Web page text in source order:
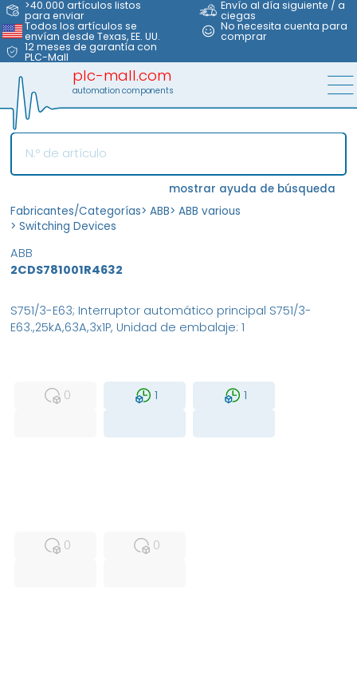
>40.000 artículos listos
para enviar
Envío al día siguiente / a
ciegas
Todos los artículos se
envían desde Texas, EE. UU.
No necesita cuenta para
comprar
12 meses de garantía con
PLC-Mall
plc-mall.com
automation components
mostrar ayuda de búsqueda
Fabricantes/Categorías> ABB> ABB various
> Switching Devices
ABB
2CDS781001R4632
0
1
1
0
0
S751/3-E63; Interruptor automático principal S751/3-
E63.,25kA,63A,3x1P, Unidad de embalaje: 1